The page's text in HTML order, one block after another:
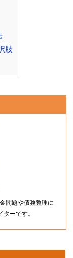
肢
問題や債務整理に
ーです。